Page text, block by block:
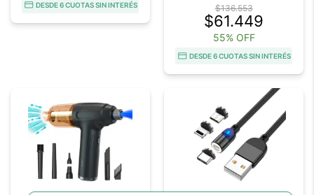
DESDE 6 CUOTAS SIN INTERÉS $136.553
$61.449
55% OFF
DESDE 6 CUOTAS SIN INTERÉS